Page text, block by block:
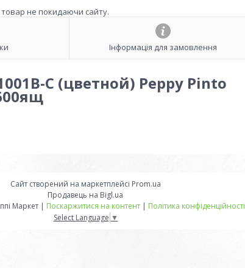
товар не покидаючи сайту.
Інформація для замовлення
С (цветной) Peppy Pinto
Сайт створений на маркетплейсі Prom.ua
Продавець на Bigl.ua
Інтернет-магазин Хеппі Маркет | Поскаржитися на контент | Політика конфіденційності
Select Language ▼